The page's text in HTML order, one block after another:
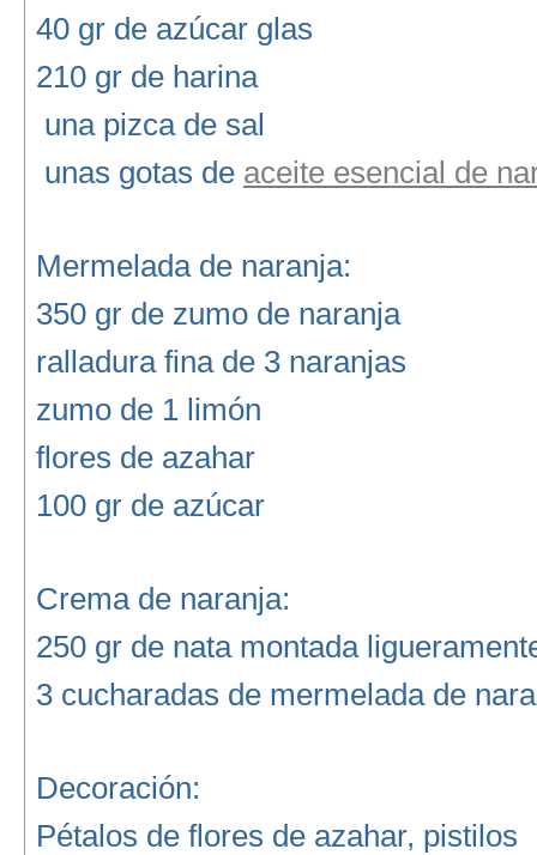
40 gr de azúcar glas
210 gr de harina
una pizca de sal
unas gotas de aceite esencial de
Mermelada de naranja:
350 gr de zumo de naranja
ralladura fina de 3 naranjas
zumo de 1 limón
flores de azahar
100 gr de azúcar
Crema de naranja:
250 gr de nata montada
3 cucharadas de mermelada de
Decoración:
Pétalos de flores de azahar, pistilos